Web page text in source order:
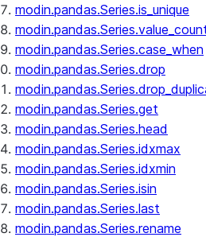
modin.pandas.Series.is_unique
modin.pandas.Series.case_when
modin.pandas.Series.drop
modin.pandas.Series.get
modin.pandas.Series.head
modin.pandas.Series.idxmax
modin.pandas.Series.idxmin
modin.pandas.Series.isin
modin.pandas.Series.last
modin.pandas.Series.rename